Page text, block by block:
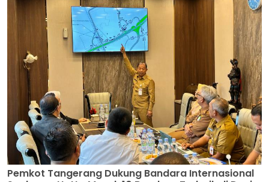
Pemkot Tangerang Dukung Bandara Internasional